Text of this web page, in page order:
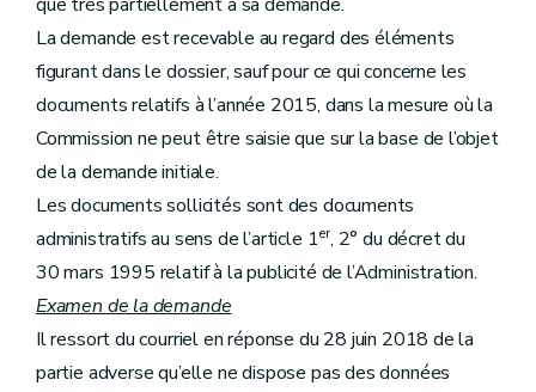
La demande est recevable au regard des éléments
figurant dans le dossier, sauf pour ce qui concerne les
documents relatifs à l’année 2015, dans la mesure où la
Commission ne peut être saisie que sur la base de l’objet
de la demande initiale.
Les documents sollicités sont des documents
administratifs au sens de l’article 1er, 2° du décret du
30 mars 1995 relatif à la publicité de l’Administration.
Examen de la demande
Il ressort du courriel en réponse du 28 juin 2018 de la
partie adverse qu’elle ne dispose pas des données